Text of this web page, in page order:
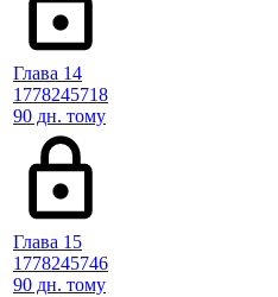
Глава 14
1778245718
90 дн. тому
Глава 15
1778245746
90 дн. тому